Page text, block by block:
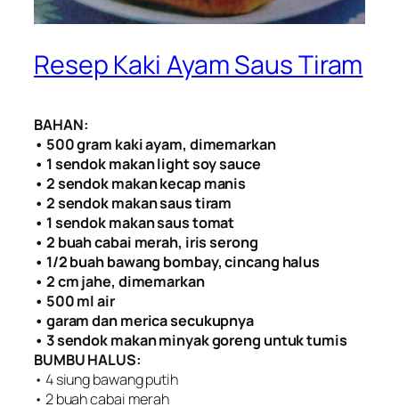
Resep Kaki Ayam Saus Tiram
BAHAN:
• 500 gram kaki ayam, dimemarkan
• 1 sendok makan light soy sauce
• 2 sendok makan kecap manis
• 2 sendok makan saus tiram
• 1 sendok makan saus tomat
• 2 buah cabai merah, iris serong
• 1/2 buah bawang bombay, cincang halus
• 2 cm jahe, dimemarkan
• 500 ml air
• garam dan merica secukupnya
• 3 sendok makan minyak goreng untuk tumis
BUMBU HALUS:
• 4 siung bawang putih
• 2 buah cabai merah